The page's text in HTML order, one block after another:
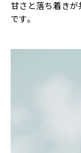
甘さと落ち着き
です。